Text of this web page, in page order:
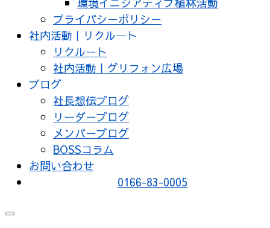
プライバシーポリシー
社内活動｜リクルート
リクルート
社内活動｜グリフォン広場
ブログ
社長想伝ブログ
リーダーブログ
メンバーブログ
BOSSコラム
お問い合わせ
0166-83-0005
メ